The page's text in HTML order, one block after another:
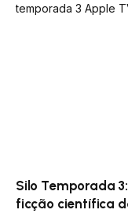
Silo Temporada
ficção científica